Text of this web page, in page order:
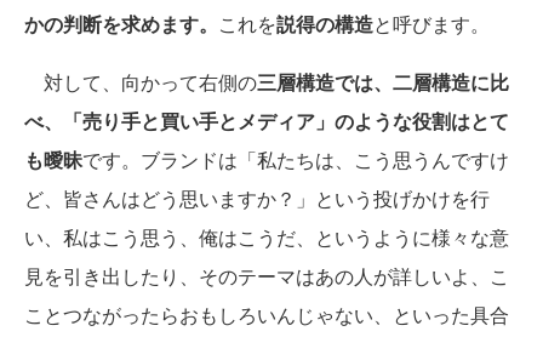
かの判断を求めます。 これを説得の構造と呼びます。
対して、向かって右側の三層構造では、二層構造に比
べ、「売り手と買い手とメディア」のような役割はとて
も曖昧です。ブランドは「私たちは、こう思うんですけ
ど、皆さんはどう思いますか？」という投げかけを行
い、私はこう思う、俺はこうだ、というように様々な意
見を引き出したり、そのテーマはあの人が詳しいよ、こ
ことつながったらおもしろいんじゃない、といった具合